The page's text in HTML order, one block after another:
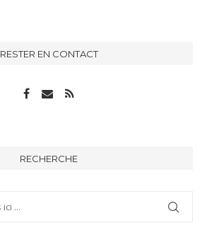
RESTER EN CONTACT
RECHERCHE